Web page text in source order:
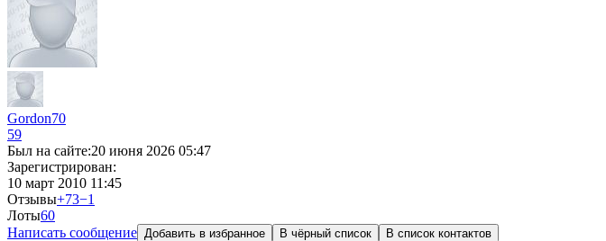
Gordon70
59
Был на сайте:20 июня 2026 05:47
Зарегистрирован:
10 март 2010 11:45
Отзывы+73−1
Лоты60
Написать сообщение Добавить в избранное В чёрный список В список контактов